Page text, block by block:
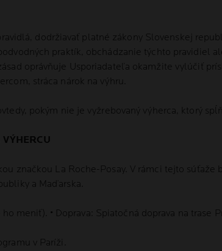
dodržiavať platné zákony Slovenskej
praktík, obchádzanie týchto pravidiel
oprávňuje Usporiadateľa okamžite vylúčiť
stráca nárok na výhru.
pokým nie je vyžrebovaný výherca, ktorý
značkou La Roche-Posay. V rámci tejto súťaže
a Maďarska.
meniť). • Doprava: Spiatočná doprava na trase
v Paríži.